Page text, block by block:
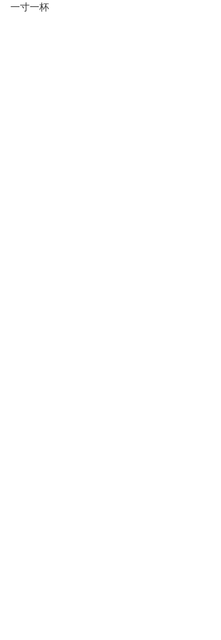
一寸一杯